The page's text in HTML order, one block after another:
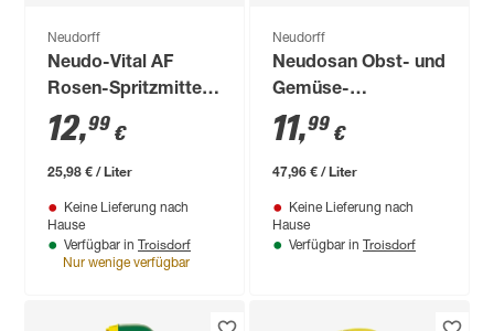
Neudorff
Neudo-Vital AF
Rosen-Spritzmittel
500 ml
12,99 €
25,98 € / Liter
Keine Lieferung nach
Hause
Verfügbar in Troisdorf
Nur wenige verfügbar
Neudorff
Neudosan Obst- und
Gemüse-
Schädlingsfrei 250
ml
11,99 €
47,96 € / Liter
Keine Lieferung nach
Hause
Verfügbar in Troisdorf